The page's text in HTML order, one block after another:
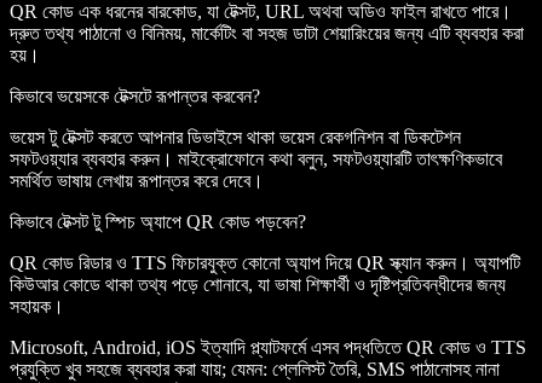
QR কোড এক ধরনের বারকোড, যা টেক্সট, URL অথবা অডিও ফাইল রাখতে পারে।
দ্রুত তথ্য পাঠানো ও বিনিময়, মার্কেটিং বা সহজ ডাটা শেয়ারিংয়ের জন্য এটি ব্যবহার করা
হয়।
কিভাবে ভয়েসকে টেক্সটে রূপান্তর করবেন?
ভয়েস টু টেক্সট করতে আপনার ডিভাইসে থাকা ভয়েস রেকগনিশন বা ডিকটেশন
সফটওয়্যার ব্যবহার করুন। মাইক্রোফোনে কথা বলুন, সফটওয়্যারটি তাৎক্ষণিকভাবে
সমর্থিত ভাষায় লেখায় রূপান্তর করে দেবে।
কিভাবে টেক্সট টু স্পিচ অ্যাপে QR কোড পড়বেন?
QR কোড রিডার ও TTS ফিচারযুক্ত কোনো অ্যাপ দিয়ে QR স্ক্যান করুন। অ্যাপটি
কিউআর কোডে থাকা তথ্য পড়ে শোনাবে, যা ভাষা শিক্ষার্থী ও দৃষ্টিপ্রতিবন্ধীদের জন্য
সহায়ক।
Microsoft, Android, iOS ইত্যাদি প্ল্যাটফর্মে এসব পদ্ধতিতে QR কোড ও TTS
প্রযুক্তি খুব সহজে ব্যবহার করা যায়; যেমন: প্লেলিস্ট তৈরি, SMS পাঠানোসহ নানা